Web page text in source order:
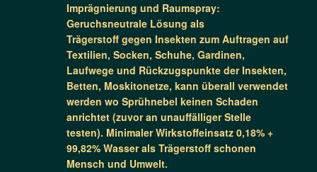
Imprägnierung und Raumspray:
Geruchsneutrale Lösung als
Trägerstoff gegen Insekten zum Auftragen auf
Textilien, Socken, Schuhe, Gardinen,
Laufwege und Rückzugspunkte der Insekten,
Betten, Moskitonetze, kann überall verwendet
werden wo Sprühnebel keinen Schaden
anrichtet (zuvor an unauffälliger Stelle
testen). Minimaler Wirkstoffeinsatz 0,18% +
99,82% Wasser als Trägerstoff schonen
Mensch und Umwelt.